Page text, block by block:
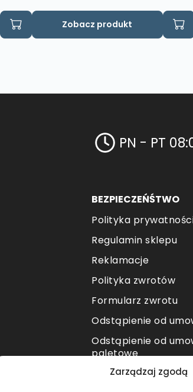
Zarządzaj zgodą
Zobacz produkt
PN - PT
BEZPIECZEŃŚTWO
Polityka
Regulamin sklepu
Reklamacje
Polityka zwrotów
Formularz zwrotu
Odstąpienie od
Odstąpienie od
paletowe